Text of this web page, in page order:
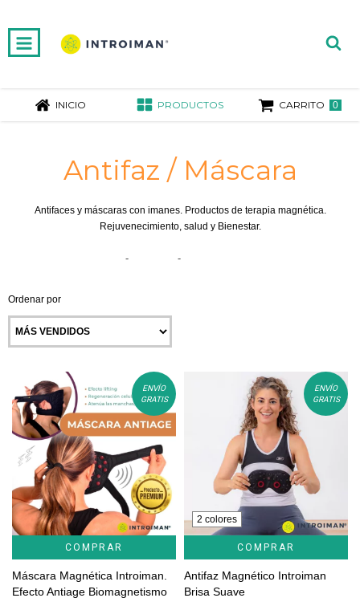
INICIO PRODUCTOS CARRITO 0
Antifaz / Máscara
Antifaces y máscaras con imanes. Productos de terapia magnética.
Rejuvenecimiento, salud y Bienestar.
- -
Ordenar por
ENVÍO
GRATIS
COMPRAR
Máscara Magnética Introiman.
Efecto Antiage Biomagnetismo
ENVÍO
GRATIS
2 colores
COMPRAR
Antifaz Magnético Introiman
Brisa Suave